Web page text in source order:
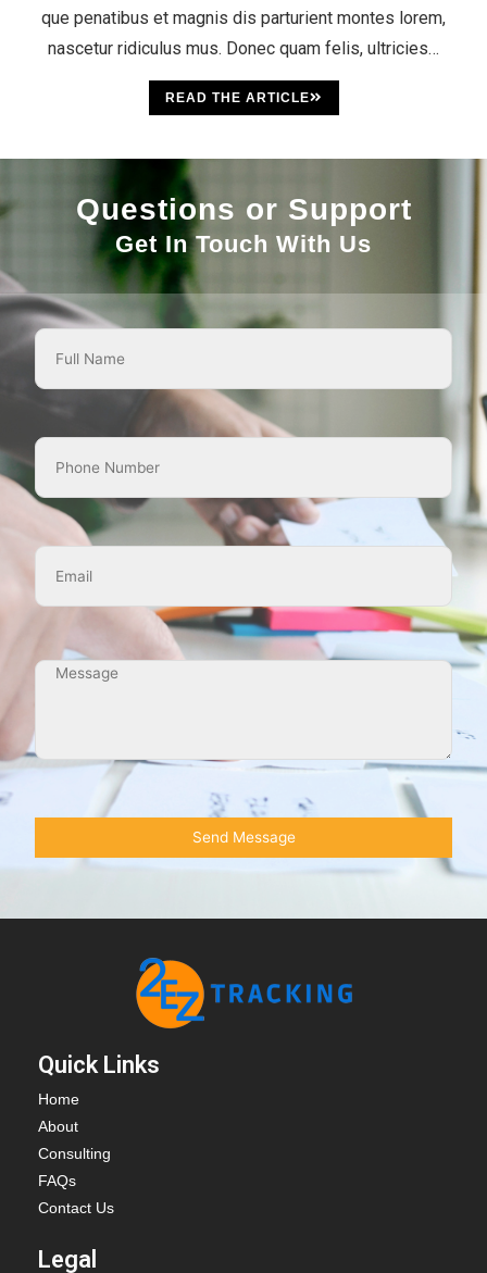
que penatibus et magnis dis parturient montes lorem,
nascetur ridiculus mus. Donec quam felis, ultricies…
READ THE ARTICLE
Questions or Support
Get In Touch With Us
Quick Links
Home
About
Consulting
FAQs
Contact Us
Legal